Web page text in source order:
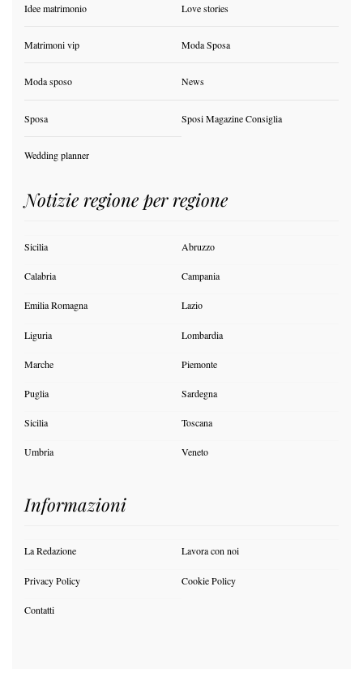
Idee matrimonio Love stories
Matrimoni vip Moda Sposa
Moda sposo News
Sposa Sposi Magazine Consiglia
Wedding planner
Notizie regione per regione
Sicilia Abruzzo
Calabria Campania
Emilia Romagna Lazio
Liguria Lombardia
Marche Piemonte
Puglia Sardegna
Sicilia Toscana
Umbria Veneto
Informazioni
La Redazione Lavora con noi
Privacy Policy Cookie Policy
Contatti